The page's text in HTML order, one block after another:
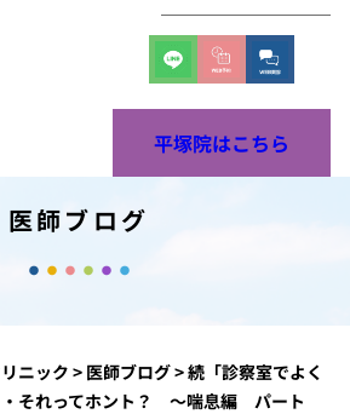
平塚院はこちら
医師ブログ
ニック > 医師ブログ>続「診察室でよく
・それってホント？ ～喘息編 パート